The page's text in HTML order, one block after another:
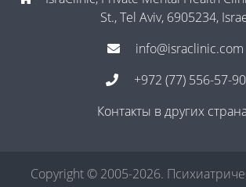
St., Tel Aviv, 6905234,
info@israclinic.com
+972 (77) 556-57-90
Контакты в других
Copyright © 2005-2026.